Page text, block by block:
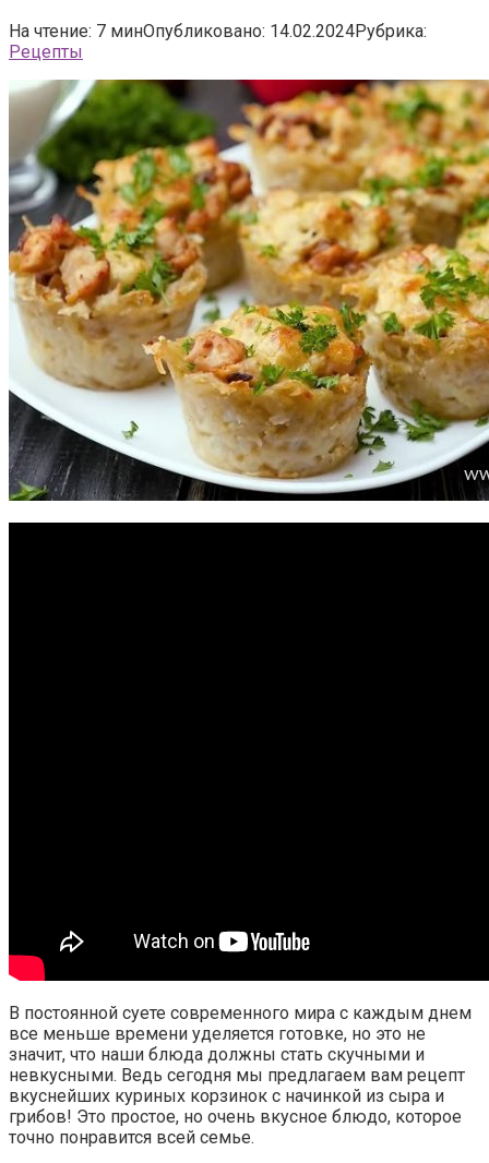
На чтение: 7 минОпубликовано: 14.02.2024Рубрика:
Рецепты
В постоянной суете современного мира с каждым днем
все меньше времени уделяется готовке, но это не
значит, что наши блюда должны стать скучными и
невкусными. Ведь сегодня мы предлагаем вам рецепт
вкуснейших куриных корзинок с начинкой из сыра и
грибов! Это простое, но очень вкусное блюдо, которое
точно понравится всей семье.